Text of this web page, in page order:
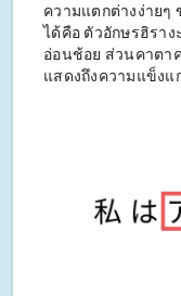
ความแตกต่างง่ายๆ
ได้คือ ตัวอักษรฮิรา
อ่อนช้อย ส่วนคาตา
แสดงถึงความแข็งแ